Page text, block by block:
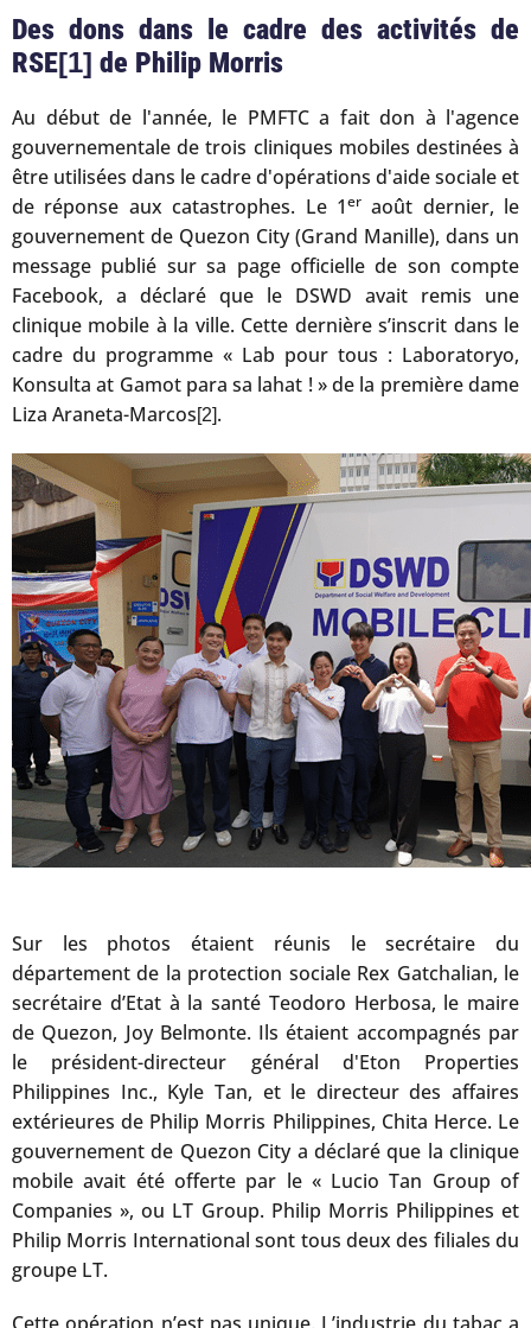
Des dons dans le cadre des activités de
RSE[1] de Philip Morris
Au début de l'année, le PMFTC a fait don à l'agence
gouvernementale de trois cliniques mobiles destinées à
être utilisées dans le cadre d'opérations d'aide sociale et
de réponse aux catastrophes. Le 1eraoût dernier, le
gouvernement de Quezon City (Grand Manille), dans un
message publié sur sa page officielle de son compte
Facebook, a déclaré que le DSWD avait remis une
clinique mobile à la ville. Cette dernière s’inscrit dans le
cadre du programme « Lab pour tous : Laboratoryo,
Konsulta at Gamot para sa lahat ! » de la première dame
Liza Araneta-Marcos[2].
Sur les photos étaient réunis le secrétaire du
département de la protection sociale Rex Gatchalian, le
secrétaire d’Etat à la santé Teodoro Herbosa, le maire
de Quezon, Joy Belmonte. Ils étaient accompagnés par
le président-directeur général d'Eton Properties
Philippines Inc., Kyle Tan, et le directeur des affaires
extérieures de Philip Morris Philippines, Chita Herce. Le
gouvernement de Quezon City a déclaré que la clinique
mobile avait été offerte par le « Lucio Tan Group of
Companies », ou LT Group. Philip Morris Philippines et
Philip Morris International sont tous deux des filiales du
groupe LT.